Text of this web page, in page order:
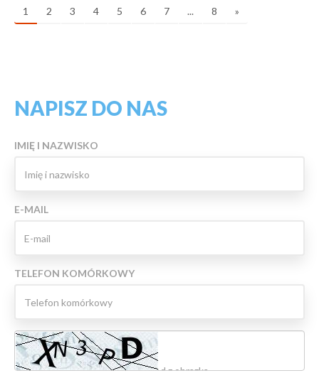
1 2 3 4 5 6 7 ... 8 »
NAPISZ DO NAS
IMIĘ I NAZWISKO
E-MAIL
TELEFON KOMÓRKOWY